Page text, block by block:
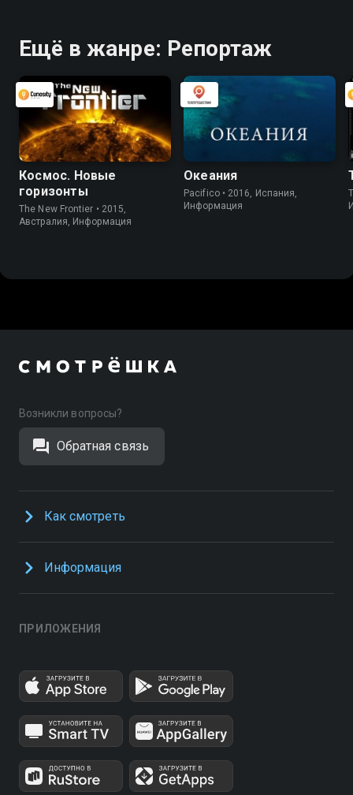
Ещё в жанре: Репортаж
Космос. Новые
горизонты
The New Frontier • 2015,
Австралия, Информация
Океания
Pacifico • 2016, Испания,
Информация
Возникли вопросы?
Обратная связь
Как смотреть
Информация
ПРИЛОЖЕНИЯ